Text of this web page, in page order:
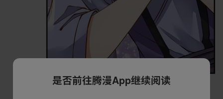
是否前往腾漫App继续阅读